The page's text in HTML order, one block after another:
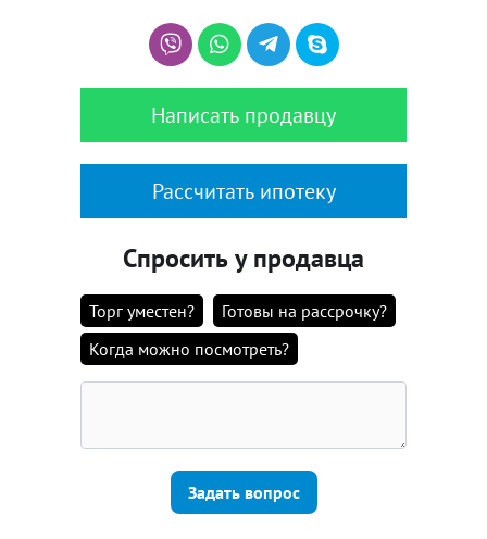
Написать продавцу
Рассчитать ипотеку
Спросить у продавца
Торг уместен?
Готовы на рассрочку?
Когда можно посмотреть?
Задать вопрос